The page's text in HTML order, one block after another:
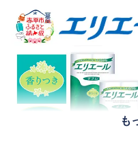
も